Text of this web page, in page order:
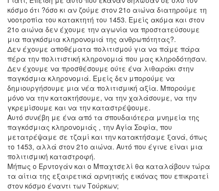
κόσμο ότι ?όσο κι αν ζούμε στον 21ο αιώνα διατηρούμε τη
νοοτροπία του κατακτητή του 1453. Εμείς ακόμα και στον
21ο αιώνα δεν έχουμε την αγωνία να προστατεύσουμε
μια παγκόσμια κληρονομιά της ανθρωπότητας?.
Δεν έχουμε αποθέματα πολιτισμού για να πάμε πάρα
πέρα την πολιτιστική κληρονομιά που μας κληροδότησαν.
Δεν έχουμε να προσθέσουμε ούτε ένα λιθαράκι στην
παγκόσμια κληρονομιά. Εμείς δεν μπορούμε να
δημιουργήσουμε μια νέα πολιτισμική αξία. Μπορούμε
μόνο να την κατακτήσουμε, να την χαλάσουμε, να την
γκρεμίσουμε και να την καταστρέψουμε.
Αυτό συνέβη με ένα από τα σπουδαιότερα μνημεία της
παγκόσμιας κληρονομιάς , την Αγία Σοφία, που
μετατρέψαμε σε τζαμί και την κατακτήσαμε ξανά, όπως
το 1453, αλλά στον 21ο αιώνα. Αυτό που έγινε είναι μια
πολιτισμική καταστροφή.
Μήπως ο Ερντογάν και ο Μπαχτσελί θα καταλάβουν τώρα
τα αίτια της εξαιρετικά αρνητικής εικόνας που επικρατεί
στον κόσμο έναντι των Τούρκων;